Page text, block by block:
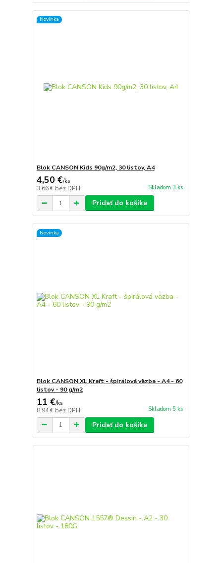
Novinka
Blok CANSON Kids 90g/m2, 30 listov, A4
4,50 €/ks
3,66 € bez DPH Skladom 3 ks
Pridať do košíka
Novinka
Blok CANSON XL Kraft - špirálová väzba - A4 - 60
listov - 90 g/m2
11 €/ks
8,94 € bez DPH Skladom 5 ks
Pridať do košíka